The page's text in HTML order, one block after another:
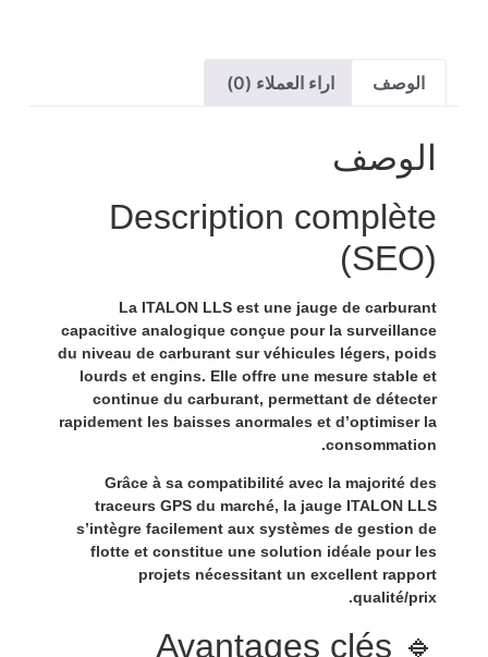
الوصف اراء العملاء (0)
الوصف
Description complète
(SEO)
La ITALON LLS est une jauge de carburant
capacitive analogique conçue pour la surveillance
du niveau de carburant sur véhicules légers, poids
lourds et engins. Elle offre une mesure stable et
continue du carburant, permettant de détecter
rapidement les baisses anormales et d’optimiser la
consommation.
Grâce à sa compatibilité avec la majorité des
traceurs GPS du marché, la jauge ITALON LLS
s’intègre facilement aux systèmes de gestion de
flotte et constitue une solution idéale pour les
projets nécessitant unexcellent rapport
qualité/prix
.
🔹 Avantages clés